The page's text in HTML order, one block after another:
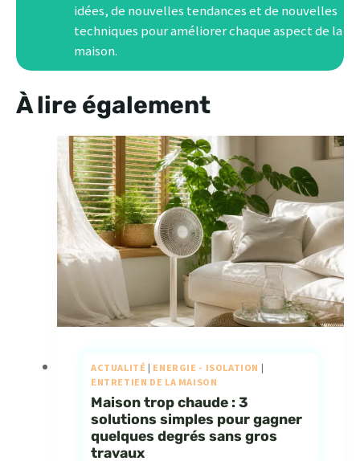
idées, de nouvelles tendances et de nouvelles
techniques pour améliorer chaque aspect de la
maison.
À lire également
ACTUALITÉ | ENERGIE - ISOLATION |
ENTRETIEN DE LA MAISON
Maison trop chaude : 3
solutions simples pour gagner
quelques degrés sans gros
travaux